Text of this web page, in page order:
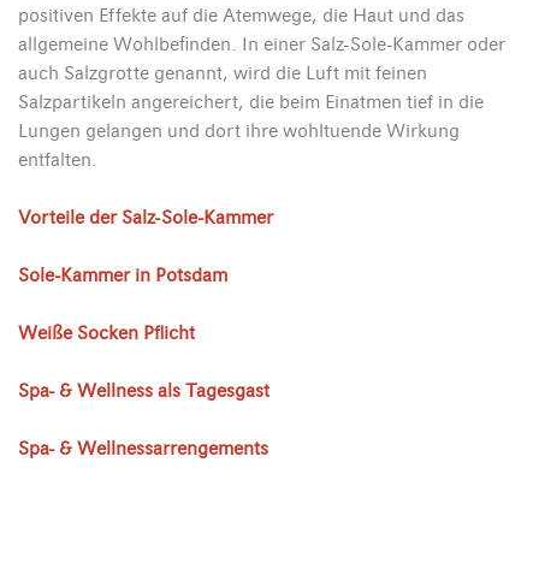
positiven Effekte auf die Atemwege, die Haut und das
allgemeine Wohlbefinden. In einer Salz-Sole-Kammer oder
auch Salzgrotte genannt, wird die Luft mit feinen
Salzpartikeln angereichert, die beim Einatmen tief in die
Lungen gelangen und dort ihre wohltuende Wirkung
entfalten.
Vorteile der Salz-Sole-Kammer
Sole-Kammer in Potsdam
Weiße Socken Pflicht
Spa- & Wellness als Tagesgast
Spa- & Wellnessarrengements